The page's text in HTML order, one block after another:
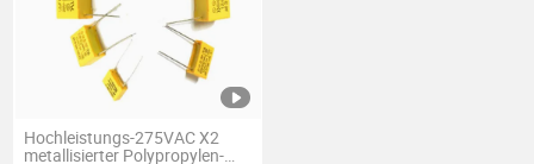
Hochleistungs-275VAC X2
metallisierter Polypropylen-